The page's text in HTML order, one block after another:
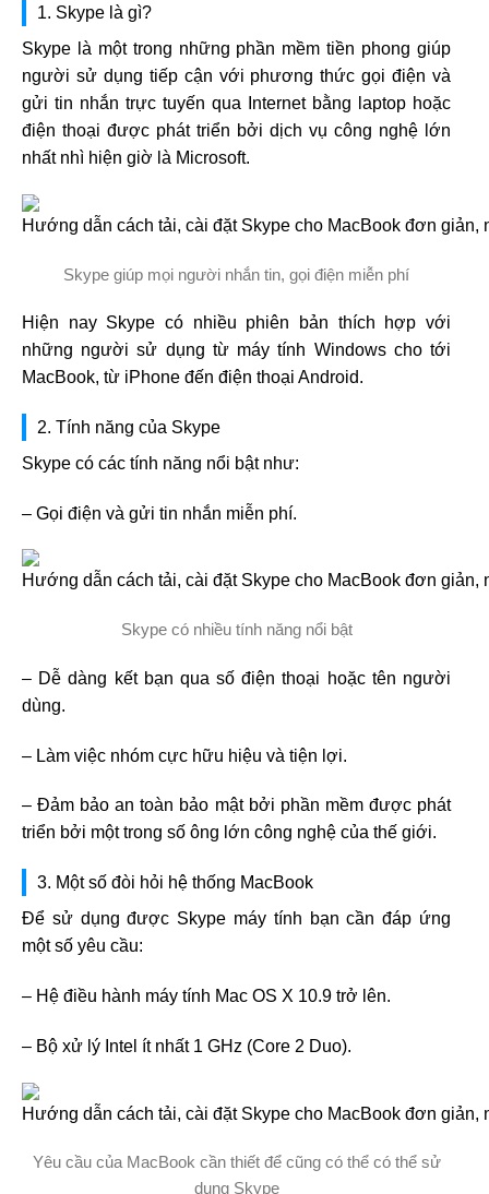
1. Skype là gì?
Skype là một trong những phần mềm tiền phong giúp
người sử dụng tiếp cận với phương thức gọi điện và
gửi tin nhắn trực tuyến qua Internet bằng laptop hoặc
điện thoại được phát triển bởi dịch vụ công nghệ lớn
nhất nhì hiện giờ là Microsoft.
Skype giúp mọi người nhắn tin, gọi điện miễn phí
Hiện nay Skype có nhiều phiên bản thích hợp với
những người sử dụng từ máy tính Windows cho tới
MacBook, từ iPhone đến điện thoại Android.
2. Tính năng của Skype
Skype có các tính năng nổi bật như:
– Gọi điện và gửi tin nhắn miễn phí.
Skype có nhiều tính năng nổi bật
– Dễ dàng kết bạn qua số điện thoại hoặc tên người
dùng.
– Làm việc nhóm cực hữu hiệu và tiện lợi.
– Đảm bảo an toàn bảo mật bởi phần mềm được phát
triển bởi một trong số ông lớn công nghệ của thế giới.
3. Một số đòi hỏi hệ thống MacBook
Để sử dụng được Skype máy tính bạn cần đáp ứng
một số yêu cầu:
– Hệ điều hành máy tính Mac OS X 10.9 trở lên.
– Bộ xử lý Intel ít nhất 1 GHz (Core 2 Duo).
Yêu cầu của MacBook cần thiết để cũng có thể có thể sử
dụng Skype